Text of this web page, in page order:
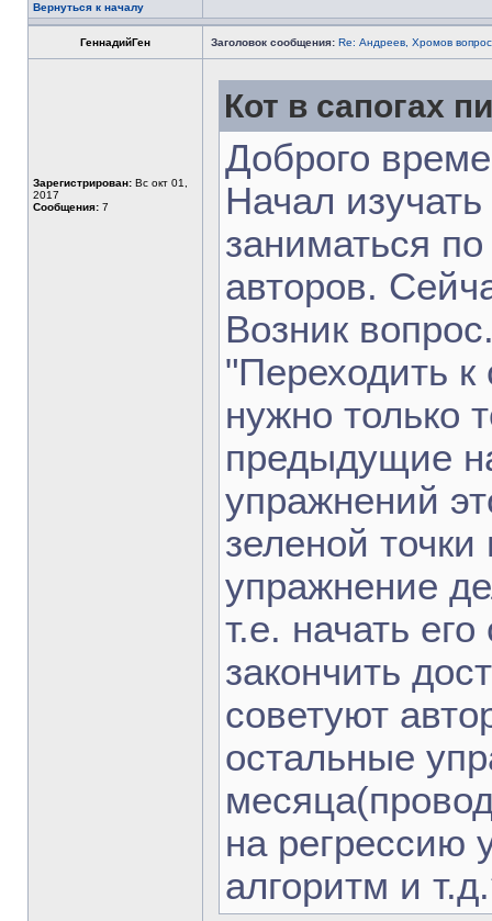
Вернуться к началу
ГеннадийГен Заголовок сообщения: Re: Андреев, Хромов
Зарегистрирован: Вс окт 01,
2017
Сообщения: 7
Кот в сапогах
Доброго
Начал
заниматься
авторов.
Возник
"Переходить
нужно только
предыдущие
упражнений
зеленой
упражнение
т.е. начать
закончить
советуют
остальные
на регрессию
алгоритм и